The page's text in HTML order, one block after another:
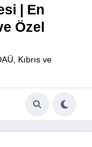
| En
Özel
Kıbrıs ve